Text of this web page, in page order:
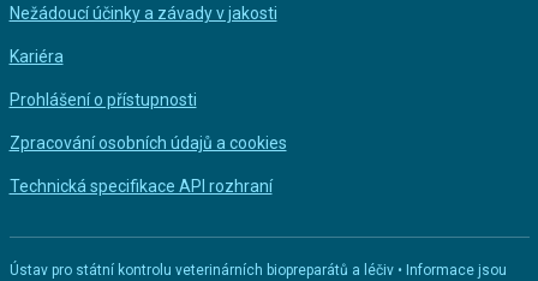
Nežádoucí účinky a závady v jakosti
Kariéra
Prohlášení o přístupnosti
Zpracování osobních údajů a cookies
Technická specifikace API rozhraní
Ústav pro státní kontrolu veterinárních biopreparátů a léčiv • Informace jsou